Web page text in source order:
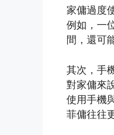
家傭過度
例如，一
間，還可
其次，手
對家傭來
使用手機
菲傭往往